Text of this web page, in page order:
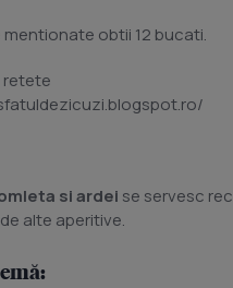
obtii 12 bucati.
retete
si ardei se servesc
alte aperitive.